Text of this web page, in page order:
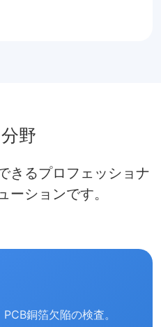
野
きるプロフェッショナ
ーションです。
銅箔欠陥の検査。